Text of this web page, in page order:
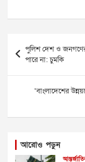
Post
navigation
পুলিশ দেশ ও
পারে না: চুমকি
‘বাংলাদেশের
আরোও পড়ুন